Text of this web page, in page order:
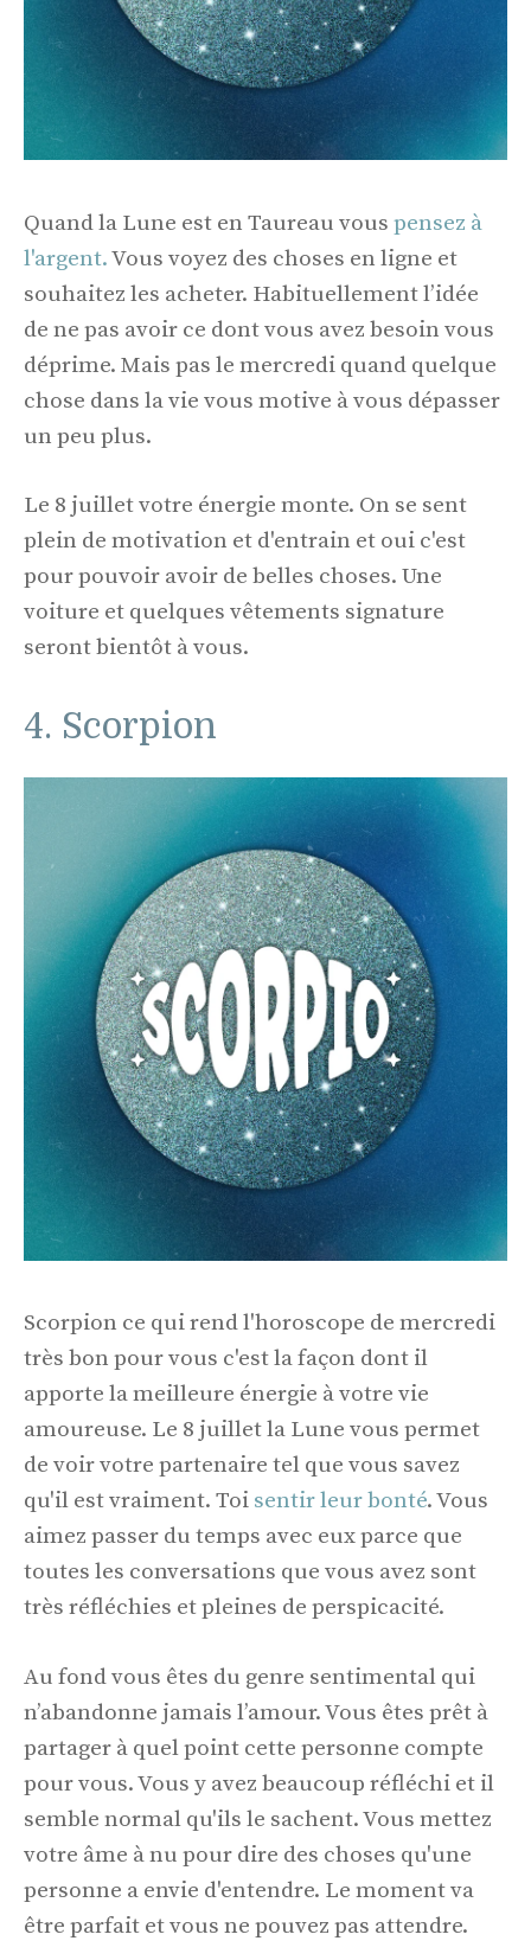
Quand la Lune est en Taureau vous pensez à
l'argent.Vous voyez des choses en ligne et
souhaitez les acheter. Habituellement l’idée
de ne pas avoir ce dont vous avez besoin vous
déprime. Mais pas le mercredi quand quelque
chose dans la vie vous motive à vous dépasser
un peu plus.
Le 8 juillet votre énergie monte. On se sent
plein de motivation et d'entrain et oui c'est
pour pouvoir avoir de belles choses. Une
voiture et quelques vêtements signature
seront bientôt à vous.
4. Scorpion
Scorpion ce qui rend l'horoscope de mercredi
très bon pour vous c'est la façon dont il
apporte la meilleure énergie à votre vie
amoureuse. Le 8 juillet la Lune vous permet
de voir votre partenaire tel que vous savez
qu'il est vraiment. Toi sentir leur bonté. Vous
aimez passer du temps avec eux parce que
toutes les conversations que vous avez sont
très réfléchies et pleines de perspicacité.
Au fond vous êtes du genre sentimental qui
n’abandonne jamais l’amour. Vous êtes prêt à
partager à quel point cette personne compte
pour vous. Vous y avez beaucoup réfléchi et il
semble normal qu'ils le sachent. Vous mettez
votre âme à nu pour dire des choses qu'une
personne a envie d'entendre. Le moment va
être parfait et vous ne pouvez pas attendre.